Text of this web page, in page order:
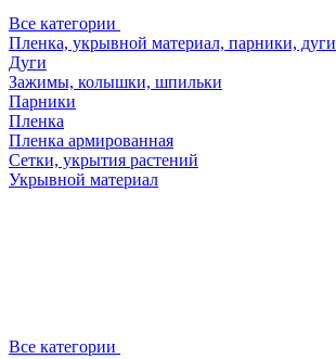
Все категории
Пленка, укрывной материал, парники, дуги
Дуги
Зажимы, колышки, шпильки
Парники
Пленка
Пленка армированная
Сетки, укрытия растений
Укрывной материал
Все категории